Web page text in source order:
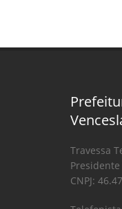
Travessa
Presidente
CNPJ: